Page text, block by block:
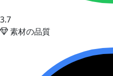
3.7
素材の品質